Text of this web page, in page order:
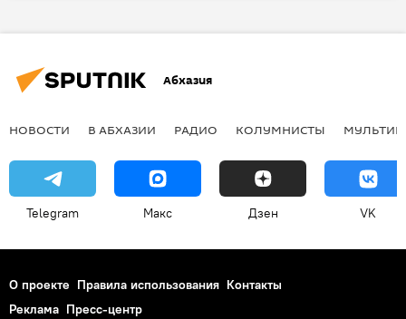
Абхазия
НОВОСТИ В АБХАЗИИ РАДИО КОЛУМНИСТЫ
Telegram Макс Дзен VK
О проекте Правила использования Контакты
Реклама Пресс-центр